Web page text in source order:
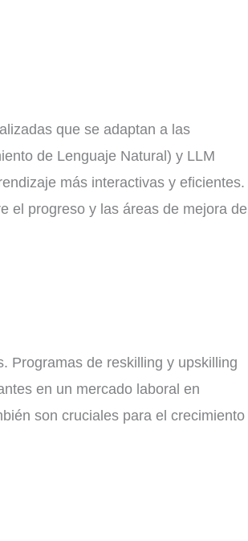
que se adaptan a las
de Lenguaje Natural) y LLM
más interactivas y eficientes.
el progreso y las áreas de mejora de
Programas de reskilling y upskilling
en un mercado laboral en
son cruciales para el crecimiento